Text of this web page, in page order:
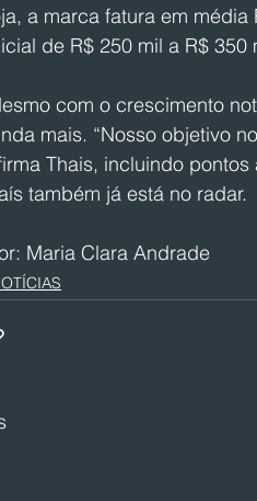
a marca fatura em
de R$ 250 mil a R$ 350
com o crescimento
mais. “Nosso objetivo
Thais, incluindo
também já está no radar.
Maria Clara Andrade